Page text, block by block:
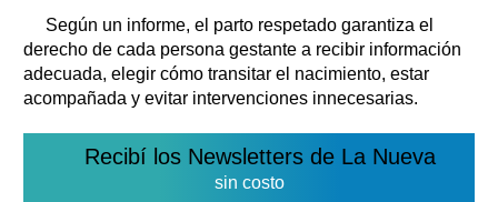
Según un informe, el parto respetado garantiza el
derecho de cada persona gestante a recibir información
adecuada, elegir cómo transitar el nacimiento, estar
acompañada y evitar intervenciones innecesarias.
Recibí los Newsletters de La Nueva
sin costo